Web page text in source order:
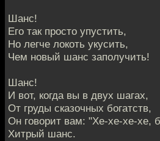
Шанс!
Его так просто упустить,
Но легче локоть укусить,
Чем новый шанс заполучить!
Шанс!
И вот, когда вы в двух шагах,
От груды сказочных богатств,
Он говорит вам: "Хе-хе-хе-хе,
Хитрый шанс.